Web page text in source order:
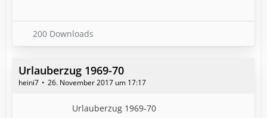
200 Downloads
Urlauberzug 1969-70
heini7 26. November 2017 um 17:17
Urlauberzug 1969-70